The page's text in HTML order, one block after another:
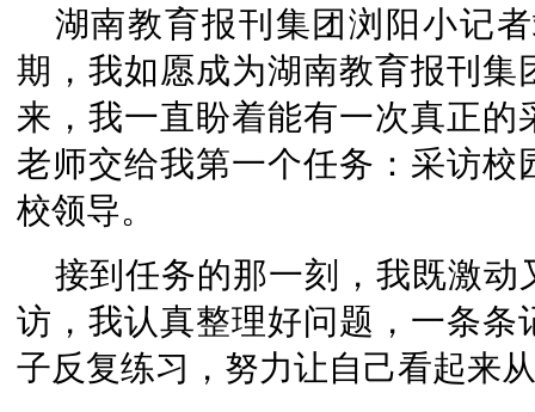
湖南教育报刊集团浏阳小记
期，我如愿成为湖南教育报刊
来，我一直盼着能有一次真正
老师交给我第一个任务：采访
校领导。
接到任务的那一刻，我既激
访，我认真整理好问题，一条
子反复练习，努力让自己看起来